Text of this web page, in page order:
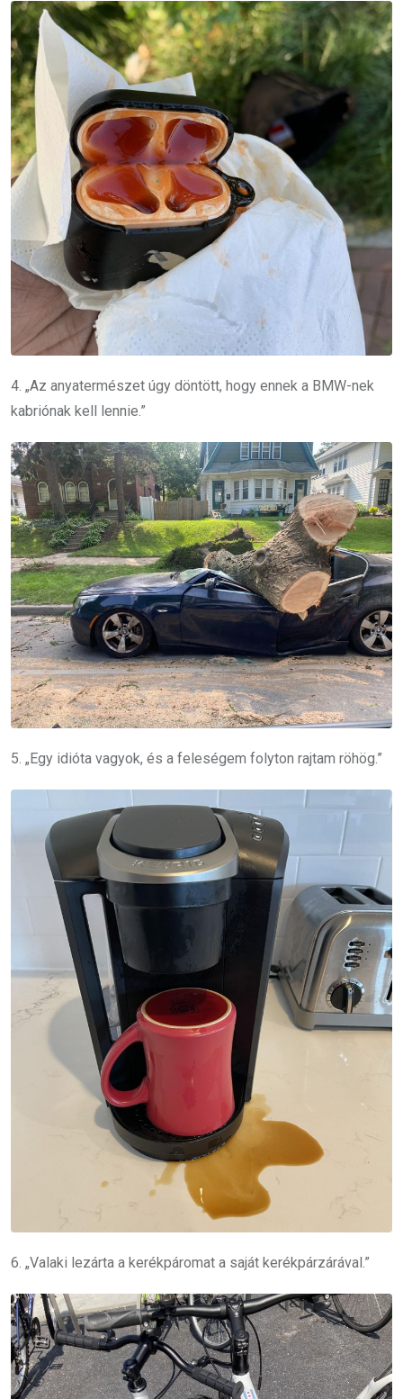
4. „Az anyatermészet úgy döntött, hogy ennek a BMW-nek
kabriónak kell lennie.”
5. „Egy idióta vagyok, és a feleségem folyton rajtam röhög.”
6. „Valaki lezárta a kerékpáromat a saját kerékpárzárával.”